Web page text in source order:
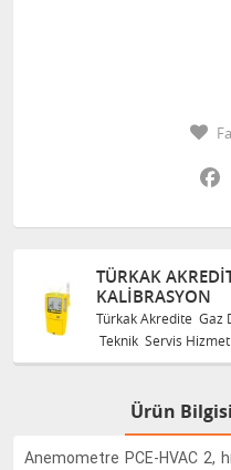
TÜRKAK
KALIBRASYON
Türkak Akredite Gaz
Teknik Servis
Ürün Bilgisi
Anemometre PCE-HVAC 2,